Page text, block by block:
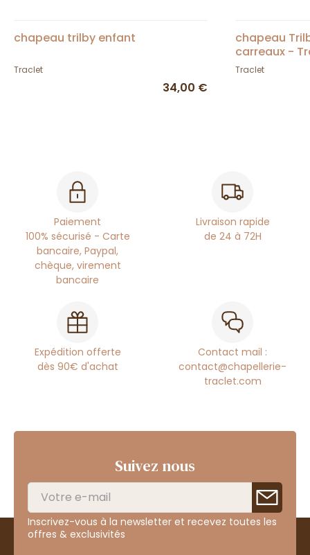
chapeau trilby enfant
Traclet
34,00 €
chapeau
carreaux -
Traclet
Paiement
100% sécurisé - Carte
bancaire, Paypal,
chèque, virement
bancaire
Livraison rapide
de 24 à 72H
Expédition offerte
dès 90€ d'achat
Contact mail :
contact@chapellerie-
traclet.com
Suivez nous
Inscrivez-vous à la newsletter et recevez toutes les
offres & exclusivités